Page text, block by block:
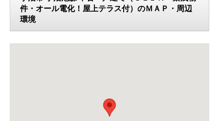
件・オール電化！屋上テラス付）のＭＡＰ・周辺
環境